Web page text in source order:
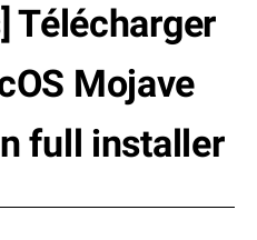
Télécharger
Mojave
full installer